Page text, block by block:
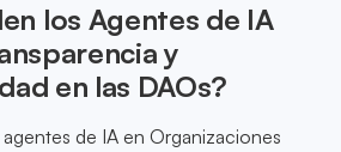
los Agentes de IA
y
en las DAOs?
de IA en Organizaciones